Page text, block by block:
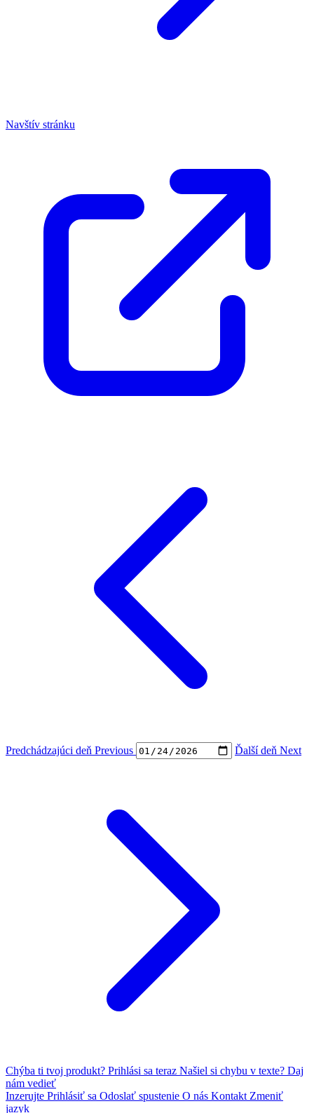
Navštív stránku
Predchádzajúci deň Previous Ďalší deň Next
Chýba ti tvoj produkt? Prihlási sa teraz Našiel si chybu v texte? Daj
nám vedieť
Inzerujte Prihlásiť sa Odoslať spustenie O nás Kontakt Zmeniť
jazyk